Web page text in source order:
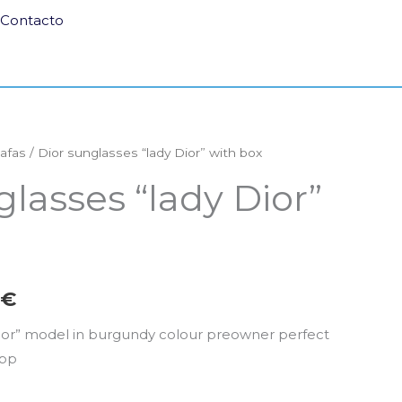
Contacto
/ Dior sunglasses “lady Dior” with box
“lady Dior”
€
El
precio
150,00€.
model in burgundy colour preowner perfect